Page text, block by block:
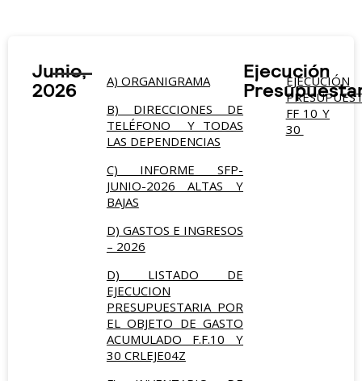
Junio,
2026
A) ORGANIGRAMA
B) DIRECCIONES DE
TELÉFONO Y TODAS
LAS DEPENDENCIAS
C) INFORME SFP-
JUNIO-2026 ALTAS Y
BAJAS
D) GASTOS E INGRESOS
– 2026
D) LISTADO DE
EJECUCION
PRESUPUESTARIA POR
EL OBJETO DE GASTO
ACUMULADO F.F.10 Y
30 CRLEJE04Z
Ejecución
EJECUCIÓN
FF 10 Y
30